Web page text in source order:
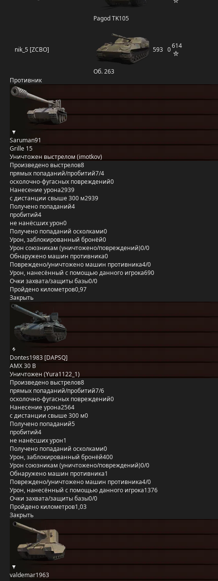
Pagod TK105
nik_5 [ZCBO]
Об. 263
593 0614
Противник
Saruman91
Grille 15
Уничтожен выстрелом (imotkov)
Произведено выстрелов8
прямых попаданий/пробитий7/4
осколочно-фугасных повреждений0
Нанесение урона2939
с дистанции свыше 300 м2939
Получено попаданий4
пробитий4
не нанёсших урон0
Получено попаданий осколками0
Урон, заблокированный бронёй0
Урон союзникам (уничтожено/повреждений)0/0
Обнаружено машин противника0
Повреждено/уничтожено машин противника4/0
Урон, нанесённый с помощью данного игрока690
Очки захвата/защиты базы0/0
Пройдено километров0,97
Закрыть
Dontes1983 [DAPSQ]
AMX 30 B
Уничтожен (Yura1122_1)
Произведено выстрелов8
прямых попаданий/пробитий7/6
осколочно-фугасных повреждений0
Нанесение урона2564
с дистанции свыше 300 м0
Получено попаданий5
пробитий4
не нанёсших урон1
Получено попаданий осколками0
Урон, заблокированный бронёй400
Урон союзникам (уничтожено/повреждений)0/0
Обнаружено машин противника1
Повреждено/уничтожено машин противника4/0
Урон, нанесённый с помощью данного игрока1376
Очки захвата/защиты базы0/0
Пройдено километров1,03
Закрыть
valdemar1963